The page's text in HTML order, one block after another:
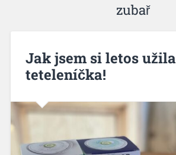
zubař
Jak jsem si letos užila
teteleníčka!